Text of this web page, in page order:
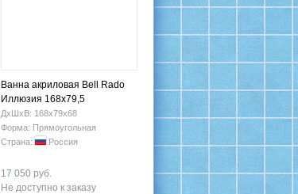
Ванна акриловая Bell Rado
Иллюзия 168х79,5
ДхШхВ: 168х79х68
Форма: Прямоугольная
Страна:
Россия
17 050 руб.
Не доступно к заказу